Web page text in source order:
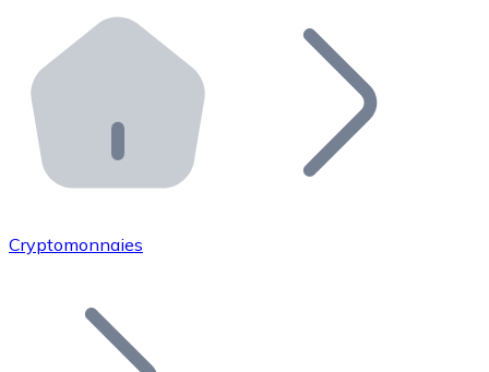
Distributeurs automatiques Bitnovo
Intégrez un ATM Bitnovo dans votre entreprise et
API Bitnovo
Intégrez notre API dans votre écosystème.
Rejoignez notre réseau de distributeurs et
Ajoutez le token de votre projet à notre service
Cryptomonnaies